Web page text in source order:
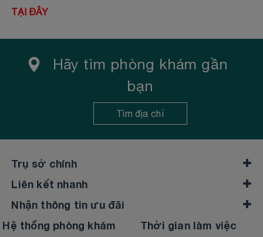
TẠI ĐÂY
Hãy tìm phòng khám gần
bạn
Tìm địa chỉ
Trụ sở chính
Liên kết nhanh
Nhận thông tin ưu đãi
Hệ thống phòng khám
Thời gian làm việc